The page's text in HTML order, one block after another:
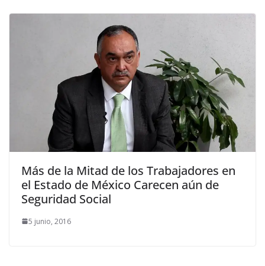
Más de la Mitad de los Trabajadores en
el Estado de México Carecen aún de
Seguridad Social
5 junio, 2016